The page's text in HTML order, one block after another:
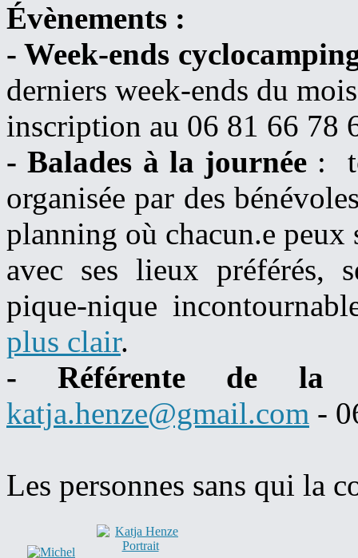
Évènements :
- Week-ends
derniers week-ends du
inscription au 06 81 66 78
- Balades à la journée :
organisée par des
planning où chacun.e peux
avec ses lieux préférés,
pique-nique
plus clair.
- Référente de la
katja.henze@gmail.com -
Les personnes sans qui la